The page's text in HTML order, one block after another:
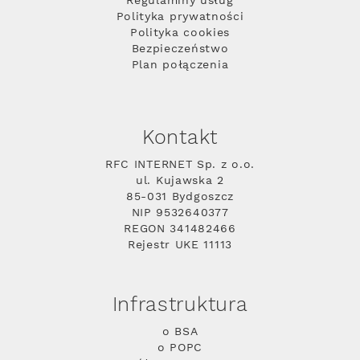
Polityka prywatności
Polityka cookies
Bezpieczeństwo
Plan połączenia
Kontakt
RFC INTERNET Sp. z o.o.
ul. Kujawska 2
85-031 Bydgoszcz
NIP 9532640377
REGON 341482466
Rejestr UKE 11113
Infrastruktura
o BSA
o POPC